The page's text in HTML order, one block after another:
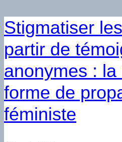
Stigmatiser
partir de
anonymes : la
forme de
féministe